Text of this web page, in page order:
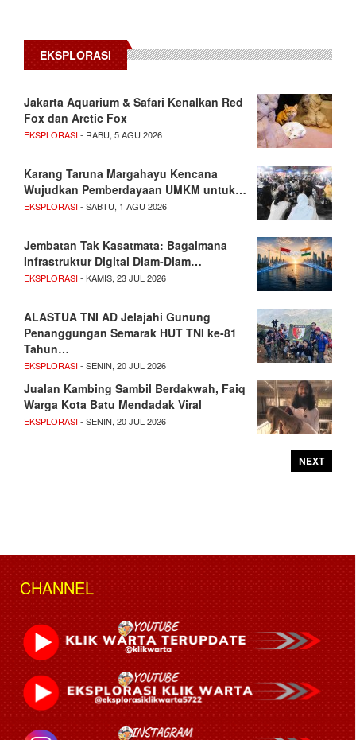
EKSPLORASI
Jakarta Aquarium & Safari Kenalkan Red
Fox dan Arctic Fox
EKSPLORASI- RABU, 5 AGU 2026
Karang Taruna Margahayu Kencana
Wujudkan Pemberdayaan UMKM untuk…
EKSPLORASI- SABTU, 1 AGU 2026
Jembatan Tak Kasatmata: Bagaimana
Infrastruktur Digital Diam-Diam…
EKSPLORASI- KAMIS, 23 JUL 2026
ALASTUA TNI AD Jelajahi Gunung
Penanggungan Semarak HUT TNI ke-81
Tahun…
EKSPLORASI- SENIN, 20 JUL 2026
Jualan Kambing Sambil Berdakwah, Faiq
Warga Kota Batu Mendadak Viral
EKSPLORASI- SENIN, 20 JUL 2026
NEXT
CHANNEL